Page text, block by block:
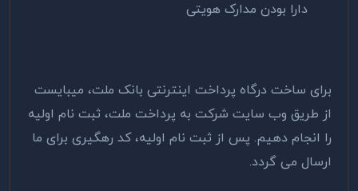
دارا بودن مدارک هویتی
برای ساخت درگاه پرداخت اینترنتی بانک ملت، میبایست
از طریق وب سایت شرکت به پرداخت ملت، ثبت نام اولیه
را انجام دهیم. پس از ثبت نام اولیه، کد رهگیری برای ما
ارسال می گردد.